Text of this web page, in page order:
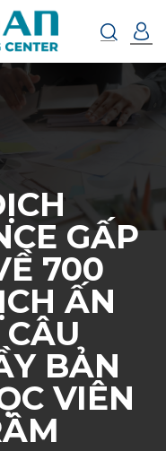
GẤP
700
ẤN
BẢN
VIÊN